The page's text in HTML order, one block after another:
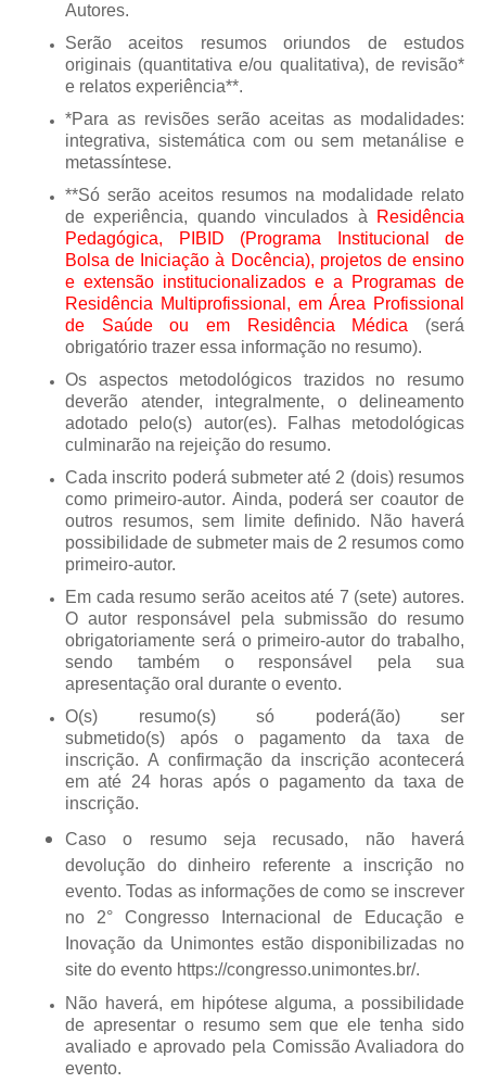
Autores.
Serão aceitos resumos oriundos de estudos
originais (quantitativa e/ou qualitativa), de revisão*
e relatos experiência**.
*Para as revisões serão aceitas as modalidades:
integrativa, sistemática com ou sem metanálise e
metassíntese.
**Só serão aceitos resumos na modalidade relato
de experiência, quando vinculados à
Residência
Pedagógica, PIBID (Programa Institucional de
Bolsa de Iniciação à Docência), projetos de ensino
e extensão institucionalizados e a Programas de
Residência Multiprofissional, em Área Profissional
de Saúde ou em Residência Médica
(será
obrigatório trazer essa informação no resumo).
Os aspectos metodológicos trazidos no resumo
deverão atender, integralmente, o delineamento
adotado pelo(s) autor(es). Falhas metodológicas
culminarão na rejeição do resumo.
Cada inscrito poderá submeter até 2 (dois) resumos
como primeiro-autor. Ainda, poderá ser coautor de
outros resumos, sem limite definido. Não haverá
possibilidade de submeter mais de 2 resumos como
primeiro-autor.
Em cada resumo serão aceitos até 7 (sete) autores.
O autor responsável pela submissão do resumo
obrigatoriamente será o primeiro-autor do trabalho,
sendo também o responsável pela sua
apresentação oral durante o evento.
O(s) resumo(s) só poderá(ão) ser
submetido(s) após o pagamento da taxa de
inscrição.A confirmação da inscrição acontecerá
em até 24 horas após o pagamento da taxa de
inscrição.
Caso o resumo seja recusado, não haverá
devolução do dinheiro referente a inscrição no
evento. Todas as informações de como se inscrever
no 2° Congresso Internacional de Educação e
Inovação da Unimontes estão disponibilizadas no
site do evento https://congresso.unimontes.br/.
Não haverá, em hipótese alguma, a possibilidade
de apresentar o resumo sem que ele tenha sido
avaliado e aprovado pela Comissão Avaliadora do
evento.